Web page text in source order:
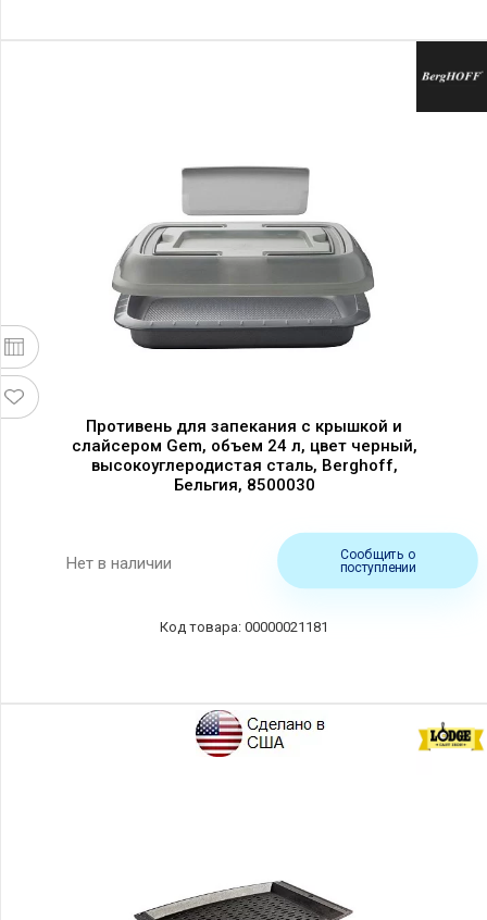
Противень для запекания с крышкой и
слайсером Gem, объем 24 л, цвет черный,
высокоуглеродистая сталь, Berghoff,
Бельгия, 8500030
Нет в наличии
Сообщить о
поступлении
00000021181